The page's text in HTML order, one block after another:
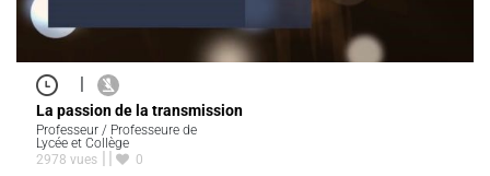
|
La passion de la transmission
Professeur / Professeure de
Lycée et Collège
2978 vues
0